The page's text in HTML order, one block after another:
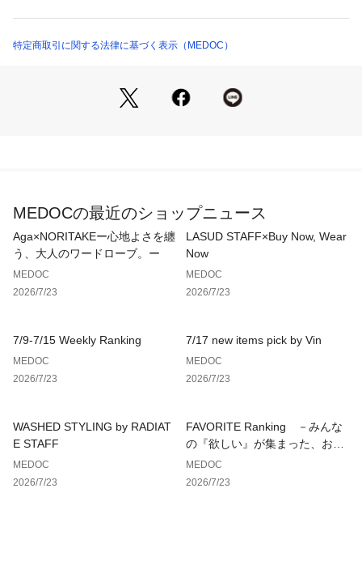
PETボトル 500ml：○
A5 手帳：○
A4 ファイル：○
持ち手:28
ショルダーベルト:68~108
チェーンショルダー:119
本体:約425g
ショルダーベルト:約124g
チャーム(ミニバッグ):約51g
生産国：中国製
085124251 （ショップ）
特定商取引に関する法律に基づく表示（MEDOC）
MEDOCの最近のショップニュース
Aga×NORITAKEー心地よさを纏
う、大人のワードローブ。ー
MEDOC
2026/7/23
LASUD STAFF×Buy Now, Wear
Now
MEDOC
2026/7/23
7/9-7/15 Weekly Ranking
MEDOC
2026/7/23
7/17 new items pick by Vin
MEDOC
2026/7/23
WASHED STYLING by RADIAT
E STAFF
MEDOC
2026/7/23
FAVORITE Ranking －みんな
の『欲しい』が集まった、お気
に入り登録数ランキング－
MEDOC
2026/7/23